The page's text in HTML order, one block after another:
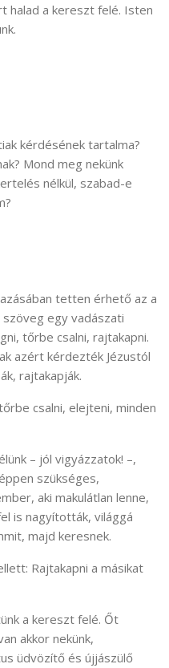
halad a kereszt felé. Isten
kérdésének tartalma?
Mond meg nekünk
nélkül, szabad-e
tetten érhető az a
egy vadászati
tőrbe csalni, rajtakapni.
azért kérdezték Jézustól
rajtakapják.
csalni, elejteni, minden
– jól vigyázzatok! –,
szükséges,
aki makulátlan lenne,
is nagyították, világgá
majd keresnek.
Rajtakapni a másikat
a kereszt felé. Őt
akkor nekünk,
üdvözítő és újjászülő